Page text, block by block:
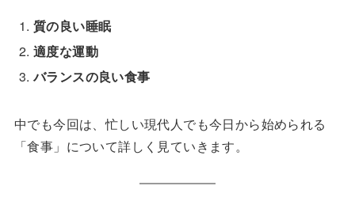
質の良い睡眠
適度な運動
バランスの良い食事
中でも今回は、忙しい現代人でも今日から始められる
「食事」について詳しく見ていきます。